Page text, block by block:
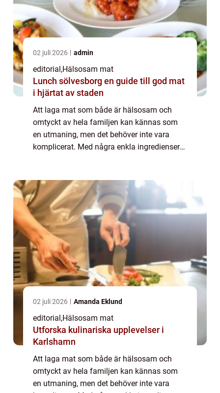
02 juli 2026 admin
editorial,Hälsosam mat
Lunch sölvesborg en guide till god mat
i hjärtat av staden
Att laga mat som både är hälsosam och
omtyckt av hela familjen kan kännas som
en utmaning, men det behöver inte vara
komplicerat. Med några enkla ingredienser
02 juli 2026 Amanda Eklund
editorial,Hälsosam mat
Utforska kulinariska upplevelser i
Karlshamn
Att laga mat som både är hälsosam och
omtyckt av hela familjen kan kännas som
en utmaning, men det behöver inte vara